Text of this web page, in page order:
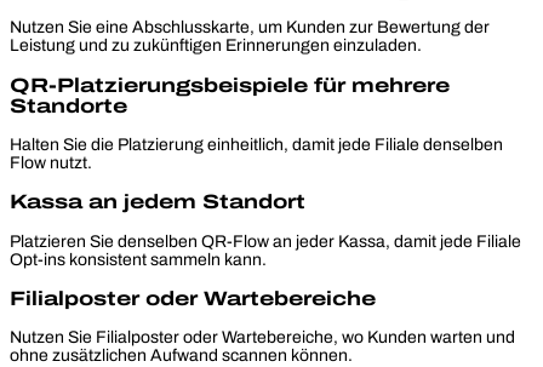
Nutzen Sie eine Abschlusskarte, um Kunden zur Bewertung der
Leistung und zu zukünftigen Erinnerungen einzuladen.
QR-Platzierungsbeispiele für mehrere
Standorte
Halten Sie die Platzierung einheitlich, damit jede Filiale denselben
Flow nutzt.
Kassa an jedem Standort
Platzieren Sie denselben QR-Flow an jeder Kassa, damit jede Filiale
Opt-ins konsistent sammeln kann.
Filialposter oder Wartebereiche
Nutzen Sie Filialposter oder Wartebereiche, wo Kunden warten und
ohne zusätzlichen Aufwand scannen können.